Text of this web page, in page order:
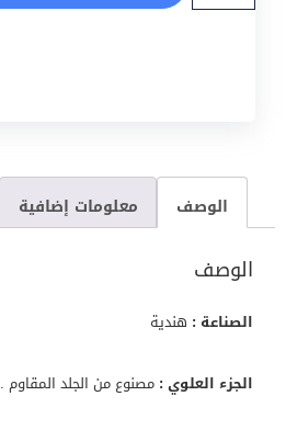
الوصف معلومات إضافية
الوصف
الصناعة : هندية
الجزء العلوي : مصنوع من الجلد المقاوم .